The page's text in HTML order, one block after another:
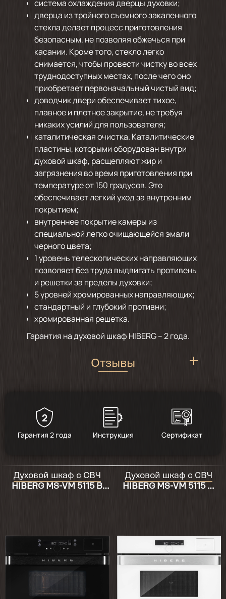
система охлаждения дверцы духовки;
дверца из тройного съемного закаленного
стекла делает процесс приготовления
безопасным, не позволяя обжечься при
касании. Кроме того, стекло легко
снимается, чтобы провести чистку во всех
труднодоступных местах, после чего оно
приобретает первоначальный чистый вид;
доводчик двери обеспечивает тихое,
плавное и плотное закрытие, не требуя
никаких усилий для пользователя;
каталитическая очистка. Каталитические
пластины, которыми оборудован внутри
духовой шкаф, расщепляют жир и
загрязнения во время приготовления при
температуре от 150 градусов. Это
обеспечивает легкий уход за внутренним
покрытием;
внутреннее покрытие камеры из
специальной легко очищающейся эмали
черного цвета;
1 уровень телескопических направляющих
позволяет без труда выдвигать противень
и решетки за пределы духовки;
5 уровней хромированных направляющих;
стандартный и глубокий противни;
хромированная решетка.
Гарантия на духовой шкаф HIBERG – 2 года.
Отзывы
Работает отлично! Нестандартные размеры
- по глубине упёрся в заднюю стену, из-за
2
Гарантия 2 года Инструкция Сертификат
Духовой шкаф с СВЧ
HIBERG MS-VM 5115 B
Духовой шкаф с СВЧ
HIBERG MS-VM 5115 W